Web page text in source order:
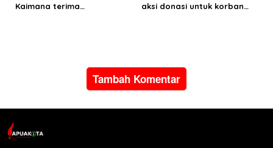
Kaimana terima
aksi donasi untuk korban
Tambah Komentar